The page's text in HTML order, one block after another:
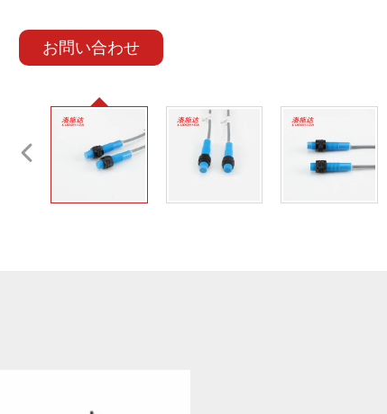
お問い合わせ